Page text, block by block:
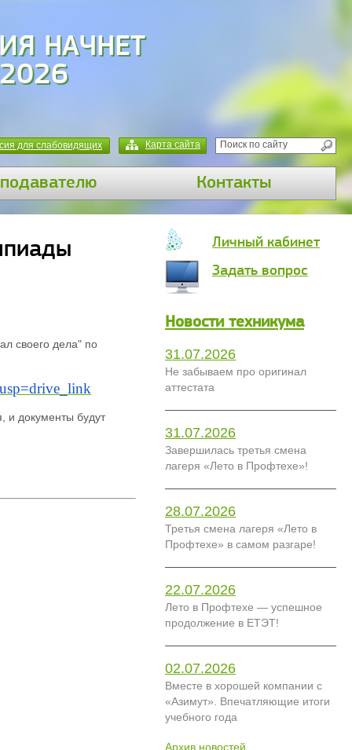
НАЧНЕТ
Карта сайта
для слабовидящих
Контакты
своего дела" по
и документы будут
Личный кабинет
Задать вопрос
Новости техникума
31.07.2026
Не забываем про оригинал
аттестата
31.07.2026
Завершилась третья смена
лагеря «Лето в Профтехе»!
28.07.2026
Третья смена лагеря «Лето в
Профтехе» в самом разгаре!
22.07.2026
Лето в Профтехе — успешное
продолжение в ЕТЭТ!
02.07.2026
Вместе в хорошей компании с
«Азимут». Впечатляющие итоги
учебного года
Архив новостей